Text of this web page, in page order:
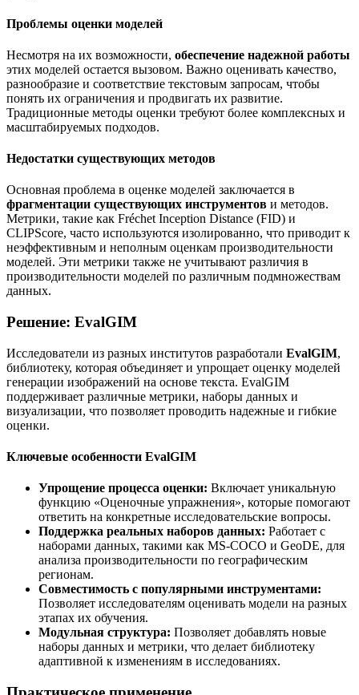
Проблемы оценки моделей
Несмотря на их возможности, обеспечение надежной работы
этих моделей остается вызовом. Важно оценивать качество,
разнообразие и соответствие текстовым запросам, чтобы
понять их ограничения и продвигать их развитие.
Традиционные методы оценки требуют более комплексных и
масштабируемых подходов.
Недостатки существующих методов
Основная проблема в оценке моделей заключается в
фрагментации существующих инструментов и методов.
Метрики, такие как Fréchet Inception Distance (FID) и
CLIPScore, часто используются изолированно, что приводит к
неэффективным и неполным оценкам производительности
моделей. Эти метрики также не учитывают различия в
производительности моделей по различным подмножествам
данных.
Решение: EvalGIM
Исследователи из разных институтов разработали EvalGIM,
библиотеку, которая объединяет и упрощает оценку моделей
генерации изображений на основе текста. EvalGIM
поддерживает различные метрики, наборы данных и
визуализации, что позволяет проводить надежные и гибкие
оценки.
Ключевые особенности EvalGIM
Упрощение процесса оценки: Включает уникальную
функцию «Оценочные упражнения», которые помогают
ответить на конкретные исследовательские вопросы.
Поддержка реальных наборов данных: Работает с
наборами данных, такими как MS-COCO и GeoDE, для
анализа производительности по географическим
регионам.
Совместимость с популярными инструментами:
Позволяет исследователям оценивать модели на разных
этапах их обучения.
Модульная структура: Позволяет добавлять новые
наборы данных и метрики, что делает библиотеку
адаптивной к изменениям в исследованиях.